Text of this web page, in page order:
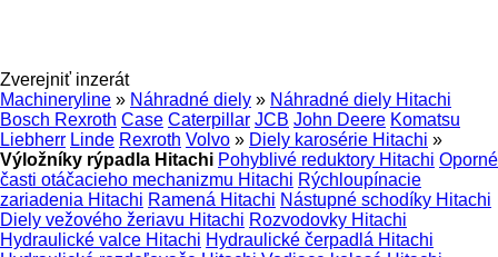
Zverejniť inzerát
Machineryline » Náhradné diely » Náhradné diely Hitachi
Bosch Rexroth Case Caterpillar JCB John Deere Komatsu
Liebherr Linde Rexroth Volvo » Diely karosérie Hitachi »
Výložníky rýpadla Hitachi Pohyblivé reduktory Hitachi Oporné
časti otáčacieho mechanizmu Hitachi Rýchloupínacie
zariadenia Hitachi Ramená Hitachi Nástupné schodíky Hitachi
Diely vežového žeriavu Hitachi Rozvodovky Hitachi
Hydraulické valce Hitachi Hydraulické čerpadlá Hitachi